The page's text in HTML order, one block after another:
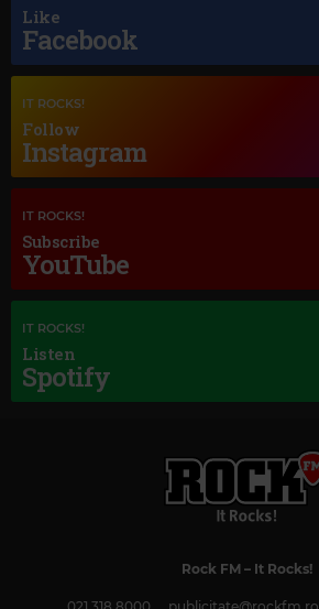
DIANA KRALL HOW DEEP IS THE OCEAN AUDIO
Like
Facebook
IT ROCKS!
Follow
Instagram
IT ROCKS!
Subscribe
YouTube
IT ROCKS!
Listen
Spotify
Rock FM– It Rocks!
021 318 8000 publicitate@rockfm.ro